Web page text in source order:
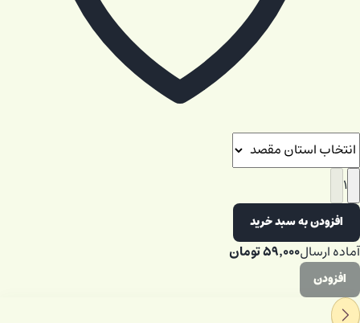
۱
افزودن به سبد خرید
آماده ارسال۵۹٬۰۰۰تومان
افزودن